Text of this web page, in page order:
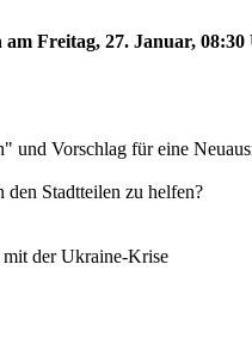
Freitag, 27. Januar,
und Vorschlag für eine
Stadtteilen zu helfen?
mit der Ukraine-Krise